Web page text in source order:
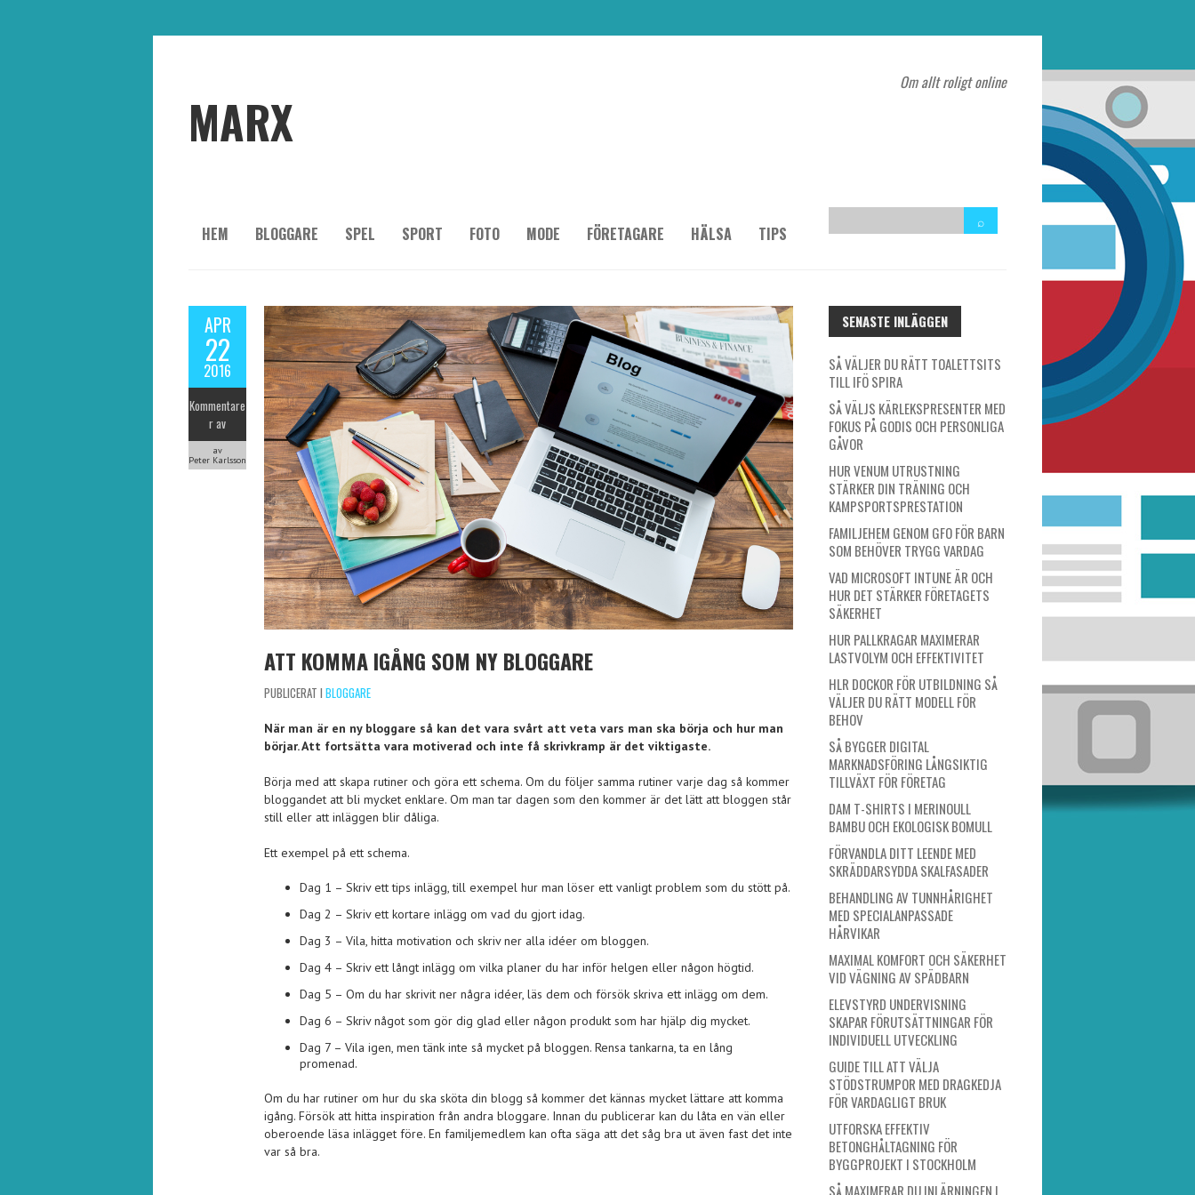
MARX
Om allt roligt online
HEM BLOGGARE SPEL SPORT FOTO MODE FÖRETAGARE HÄLSA TIPS
APR
22
2016
Kommentare
r av
av
Peter Karlsson
ATT KOMMA IGÅNG SOM NY BLOGGARE
PUBLICERAT I BLOGGARE
När man är en ny bloggare så kan det vara svårt att veta vars man ska börja och hur man
börjar. Att fortsätta vara motiverad och inte få skrivkramp är det viktigaste.
Börja med att skapa rutiner och göra ett schema. Om du följer samma rutiner varje dag så kommer
bloggandet att bli mycket enklare. Om man tar dagen som den kommer är det lätt att bloggen står
still eller att inläggen blir dåliga.
Ett exempel på ett schema.
Dag 1 – Skriv ett tips inlägg, till exempel hur man löser ett vanligt problem som du stött på.
Dag 2 – Skriv ett kortare inlägg om vad du gjort idag.
Dag 3 – Vila, hitta motivation och skriv ner alla idéer om bloggen.
Dag 4 – Skriv ett långt inlägg om vilka planer du har inför helgen eller någon högtid.
Dag 5 – Om du har skrivit ner några idéer, läs dem och försök skriva ett inlägg om dem.
Dag 6 – Skriv något som gör dig glad eller någon produkt som har hjälp dig mycket.
Dag 7 – Vila igen, men tänk inte så mycket på bloggen. Rensa tankarna, ta en lång
promenad.
Om du har rutiner om hur du ska sköta din blogg så kommer det kännas mycket lättare att komma
igång. Försök att hitta inspiration från andra bloggare. Innan du publicerar kan du låta en vän eller
oberoende läsa inlägget före. En familjemedlem kan ofta säga att det såg bra ut även fast det inte
var så bra.
SENASTE INLÄGGEN
SÅ VÄLJER DU RÄTT TOALETTSITS
TILL IFÖ SPIRA
SÅ VÄLJS KÄRLEKSPRESENTER MED
FOKUS PÅ GODIS OCH PERSONLIGA
GÅVOR
HUR VENUM UTRUSTNING
STÄRKER DIN TRÄNING OCH
KAMPSPORTSPRESTATION
FAMILJEHEM GENOM GFO FÖR BARN
SOM BEHÖVER TRYGG VARDAG
VAD MICROSOFT INTUNE ÄR OCH
HUR DET STÄRKER FÖRETAGETS
SÄKERHET
HUR PALLKRAGAR MAXIMERAR
LASTVOLYM OCH EFFEKTIVITET
HLR DOCKOR FÖR UTBILDNING SÅ
VÄLJER DU RÄTT MODELL FÖR
BEHOV
SÅ BYGGER DIGITAL
MARKNADSFÖRING LÅNGSIKTIG
TILLVÄXT FÖR FÖRETAG
DAM T-SHIRTS I MERINOULL
BAMBU OCH EKOLOGISK BOMULL
FÖRVANDLA DITT LEENDE MED
SKRÄDDARSYDDA SKALFASADER
BEHANDLING AV TUNNHÅRIGHET
MED SPECIALANPASSADE
HÅRVIKAR
MAXIMAL KOMFORT OCH SÄKERHET
VID VÄGNING AV SPÄDBARN
ELEVSTYRD UNDERVISNING
SKAPAR FÖRUTSÄTTNINGAR FÖR
INDIVIDUELL UTVECKLING
GUIDE TILL ATT VÄLJA
STÖDSTRUMPOR MED DRAGKEDJA
FÖR VARDAGLIGT BRUK
UTFORSKA EFFEKTIV
BETONGHÅLTAGNING FÖR
BYGGPROJEKT I STOCKHOLM
SÅ MAXIMERAR DU INLÄRNINGEN I